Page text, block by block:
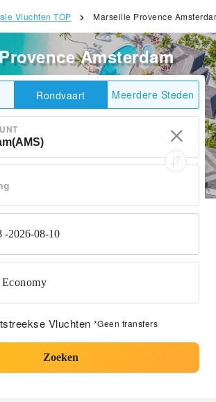
Vluchten TOP Marseille Provence
Amsterdam
Rondvaart Meerdere Steden
2026-08-10
Economy
Vluchten *Geen transfers
Zoeken